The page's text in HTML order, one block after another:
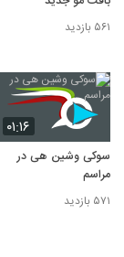
۵۶۱ بازدید
۰۱:۱۶
سوکی وشین هی در
مراسم
۵۷۱ بازدید